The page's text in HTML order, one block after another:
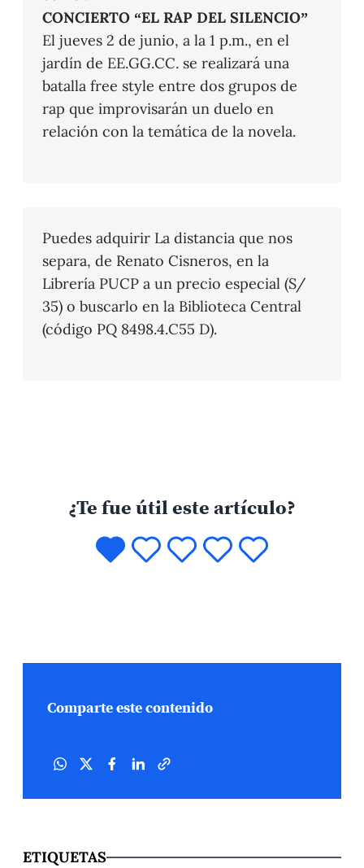
CONCIERTO “EL RAP DEL SILENCIO”
El jueves 2 de junio, a la 1 p.m., en el
jardín de EE.GG.CC. se realizará una
batalla free style entre dos grupos de
rap que improvisarán un duelo en
relación con la temática de la novela.
Puedes adquirir La distancia que nos
separa, de Renato Cisneros, en la
Librería PUCP a un precio especial (S/
35) o buscarlo en la Biblioteca Central
(código PQ 8498.4.C55 D).
¿Te fue útil este artículo?
Comparte este contenido
ETIQUETAS